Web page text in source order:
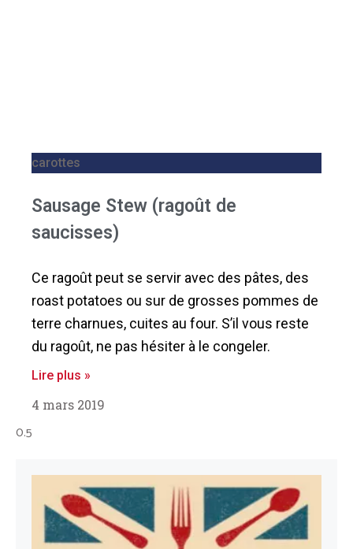
carottes
Sausage Stew (ragoût de
saucisses)
Ce ragoût peut se servir avec des pâtes, des
roast potatoes ou sur de grosses pommes de
terre charnues, cuites au four. S’il vous reste
du ragoût, ne pas hésiter à le congeler.
Lire plus »
4 mars 2019